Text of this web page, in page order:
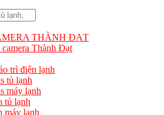
THÀNH ĐẠT
Thành Đạt
trì điện lạnh
tủ lạnh
máy lạnh
tủ lạnh
máy lạnh